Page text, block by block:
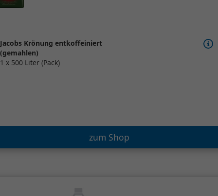
Jacobs Krönung entkoffeiniert
(gemahlen)
1 x 500 Liter (Pack)
zum Shop